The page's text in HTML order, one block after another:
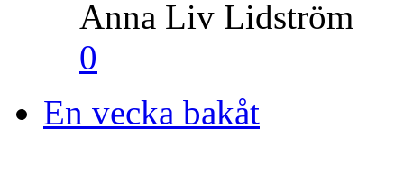
Anna Liv Lidström
0
En vecka bakåt